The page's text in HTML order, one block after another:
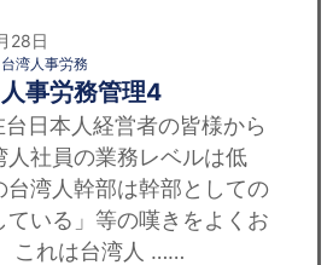
28日
台湾人事労務
事労務管理4
日本人経営者の皆様から
人社員の業務レベルは低
台湾人幹部は幹部としての
ている」等の嘆きをよくお
これは台湾人 ……